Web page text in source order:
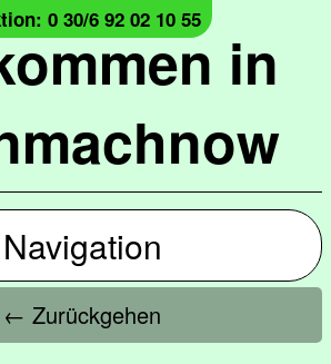
in
0 30/6 92 02 10 55
Navigation
← Zurückgehen